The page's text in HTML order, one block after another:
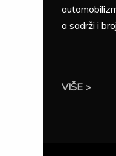
a sadrži i
VIŠE >